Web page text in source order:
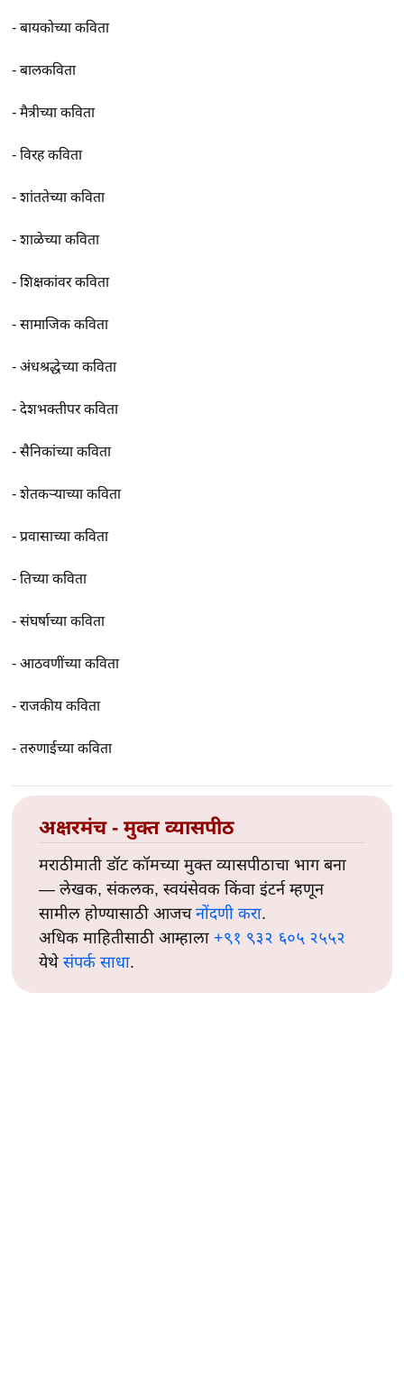
-बायकोच्या कविता
-बालकविता
-मैत्रीच्या कविता
-विरह कविता
-शांततेच्या कविता
-शाळेच्या कविता
-शिक्षकांवर कविता
-सामाजिक कविता
-अंधश्रद्धेच्या कविता
-देशभक्तीपर कविता
-सैनिकांच्या कविता
-शेतकर्‍याच्या कविता
-प्रवासाच्या कविता
-तिच्या कविता
-संघर्षाच्या कविता
-आठवणींच्या कविता
-राजकीय कविता
-तरुणाईच्या कविता
अक्षरमंच - मुक्त व्यासपीठ
मराठीमाती डॉट कॉमच्या मुक्त व्यासपीठाचा भाग बना
— लेखक, संकलक, स्वयंसेवक किंवा इंटर्न म्हणून
सामील होण्यासाठी आजचनोंदणी करा.
अधिक माहितीसाठी आम्हाला+९१ ९३२ ६०५ २५५२
येथेसंपर्क साधा.